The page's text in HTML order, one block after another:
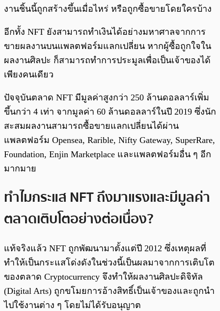
งานชิ้นนี้ถูกสร้างขึ้นเมื่อไหร่ หรือถูกซื้อขายโดยใครบ้าง
อีกทั้ง NFT ยังสามารถทำเงินได้อย่างมหาศาลจากการ
ขายผลงานบนแพลตฟอร์มแลกเปลี่ยน หากผู้ซื้อถูกใจใน
ผลงานศิลปะ ก็สามารถทำการประมูลเพื่อเป็นเจ้าของได้
เพียงคนเดียว
ปัจจุบันตลาด NFT มีมูลค่าสูงกว่า 250 ล้านดอลลาร์เพิ่ม
ขึ้นกว่า 4 เท่า จากมูลค่า 60 ล้านดอลลาร์ในปี 2019 ซึ่งนัก
สะสมผลงานสามารถซื้อขายแลกเปลี่ยนได้ผ่าน
แพลตฟอร์ม Opensea, Rarible, Nifty Gateway, SuperRare,
Foundation, Enjin Marketplace และแพลตฟอร์มอื่น ๆ อีก
มากมาย
ทำไมกระแส NFT ถึงมาแรงและมีมูลค่า
ตลาดเติบโตอย่างต่อเนื่อง?
แท้จริงแล้ว NFT ถูกพัฒนามาตั้งแต่ปี 2012 ซึ่งเหตุผลที่
ทำให้เป็นกระแสโด่งดังในช่วงนี้เป็นผลมาจากการเติบโต
ของตลาด Cryptocurrency จึงทำให้ผลงานศิลปะดิจิทัล
(Digital Arts) ถูกขโมยการอ้างสิทธิ์เป็นเจ้าของและถูกนำ
ไปใช้งานต่าง ๆ โดยไม่ได้รับอนุญาต